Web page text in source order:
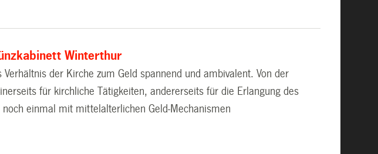
Winterthur
der Kirche zum Geld spannend und ambivalent. Von der
für kirchliche Tätigkeiten, andererseits für die Erlangung des
einmal mit mittelalterlichen Geld-Mechanismen